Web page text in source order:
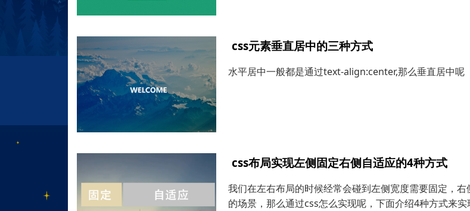
css元素垂直居中的三种方式
水平居中一般都是通过text-align:center,那么垂直居中呢
css布局实现左侧固定右侧自适应的4种方式
我们在左右布局的时候经常会碰到左侧宽度需要固定，右
的场景，那么通过css怎么实现呢，下面介绍4种方式来